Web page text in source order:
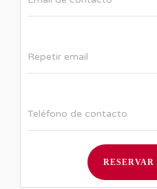
Repetir email
Teléfono de contacto